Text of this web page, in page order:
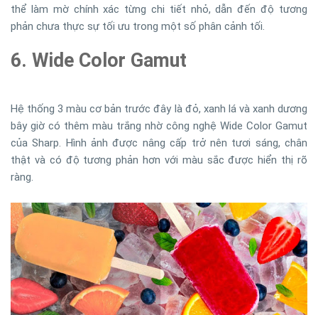
thể làm mờ chính xác từng chi tiết nhỏ, dẫn đến độ tương
phản chưa thực sự tối ưu trong một số phân cảnh tối.
6. Wide Color Gamut
Hệ thống 3 màu cơ bản trước đây là đỏ, xanh lá và xanh dương
bây giờ có thêm màu trắng nhờ công nghệ Wide Color Gamut
của Sharp. Hình ảnh được nâng cấp trở nên tươi sáng, chân
thật và có độ tương phản hơn với màu sắc được hiển thị rõ
ràng.